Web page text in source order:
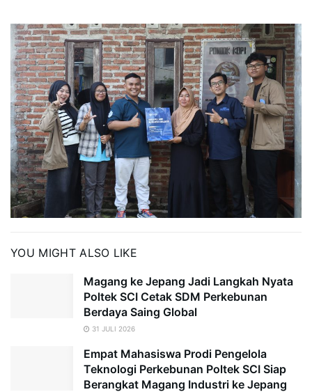
YOU MIGHT ALSO LIKE
Magang ke Jepang Jadi Langkah Nyata
Poltek SCI Cetak SDM Perkebunan
Berdaya Saing Global
31 JULI 2026
Empat Mahasiswa Prodi Pengelola
Teknologi Perkebunan Poltek SCI Siap
Berangkat Magang Industri ke Jepang